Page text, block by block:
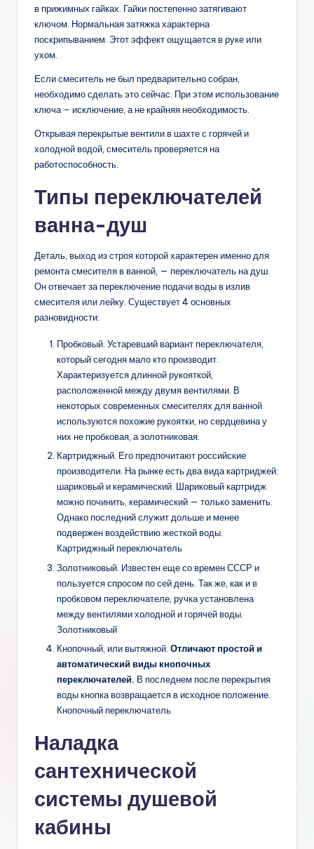
в прижимных гайках. Гайки постепенно затягивают
ключом. Нормальная затяжка характерна
поскрипыванием. Этот эффект ощущается в руке или
ухом.
Если смеситель не был предварительно собран,
необходимо сделать это сейчас. При этом использование
ключа – исключение, а не крайняя необходимость.
Открывая перекрытые вентили в шахте с горячей и
холодной водой, смеситель проверяется на
работоспособность.
Типы переключателей
ванна-душ
Деталь, выход из строя которой характерен именно для
ремонта смесителя в ванной, — переключатель на душ.
Он отвечает за переключение подачи воды в излив
смесителя или лейку. Существует 4 основных
разновидности:
Пробковый. Устаревший вариант переключателя,
который сегодня мало кто производит.
Характеризуется длинной рукояткой,
расположенной между двумя вентилями. В
некоторых современных смесителях для ванной
используются похожие рукоятки, но сердцевина у
них не пробковая, а золотниковая.
Картриджный. Его предпочитают российские
производители. На рынке есть два вида картриджей:
шариковый и керамический. Шариковый картридж
можно починить, керамический — только заменить.
Однако последний служит дольше и менее
подвержен воздействию жесткой воды.
Картриджный переключатель
Золотниковый. Известен еще со времен СССР и
пользуется спросом по сей день. Так же, как и в
пробковом переключателе, ручка установлена
между вентилями холодной и горячей воды.
Золотниковый
Кнопочный, или вытяжной. Отличают простой и
автоматический виды кнопочных
переключателей. В последнем после перекрытия
воды кнопка возвращается в исходное положение.
Кнопочный переключатель
Наладка
сантехнической
системы душевой
кабины